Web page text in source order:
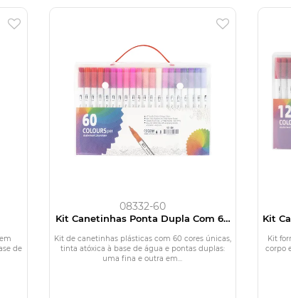
de
08332-60
Kit Canetinhas Ponta Dupla Com 60
Kit de canetinhas plásticas com 60 cores únicas,
tinta atóxica à base de água e pontas duplas:
uma fina e outra em...
Kit
Kit
corpo